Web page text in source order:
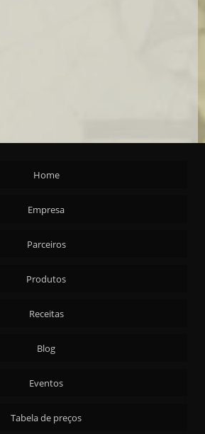
Home
Empresa
Parceiros
Produtos
Receitas
Blog
Eventos
Tabela de preços